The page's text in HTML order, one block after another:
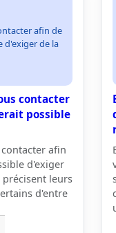
afin de
d'exiger de la
contacter
possible
afin
d'exiger
leurs
d'entre